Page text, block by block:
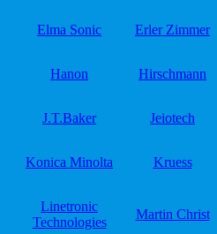
Elma Sonic Erler Zimmer
Hanon Hirschmann
J.T.Baker Jeiotech
Konica Minolta Kruess
Linetronic
Technologies
Martin Christ